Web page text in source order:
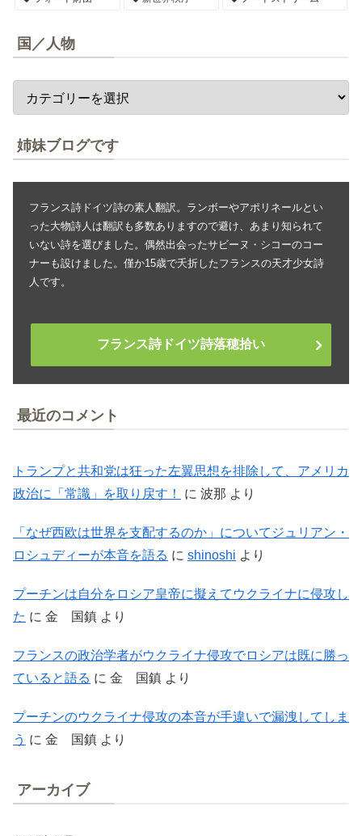
国／人物
姉妹ブログです
フランス詩ドイツ詩の素人翻訳。ランボーやアポリネールとい
った大物詩人は翻訳も多数ありますので避け、あまり知られて
いない詩を選びました。偶然出会ったサビーヌ・シコーのコー
ナーも設けました。僅か15歳で夭折したフランスの天才少女詩
人です。
フランス詩ドイツ詩落穂拾い
最近のコメント
トランプと共和党は狂った左翼思想を排除して、アメリカ
政治に「常識」を取り戻す！
に 波那 より
「なぜ西欧は世界を支配するのか」についてジュリアン・
ロシュディーが本音を語る に shinoshi より
プーチンは自分をロシア皇帝に擬えてウクライナに侵攻し
た に 金 国鎮 より
フランスの政治学者がウクライナ侵攻でロシアは既に勝っ
ていると語る に 金 国鎮 より
プーチンのウクライナ侵攻の本音が手違いで漏洩してしま
う に 金 国鎮 より
アーカイブ